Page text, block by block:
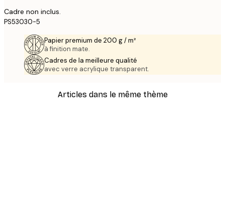
Cadre non inclus.
PS53030-5
Papier premium de 200 g / m²
à finition mate.
Cadres de la meilleure qualité
avec verre acrylique transparent.
Articles dans le même thème